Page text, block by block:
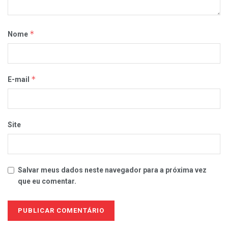
Nome *
E-mail *
Site
Salvar meus dados neste navegador para a próxima vez
que eu comentar.